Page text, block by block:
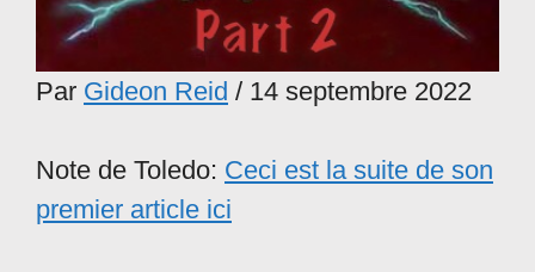
Par Gideon Reid / 14 septembre 2022
Note de Toledo: Ceci est la suite de son
premier article ici